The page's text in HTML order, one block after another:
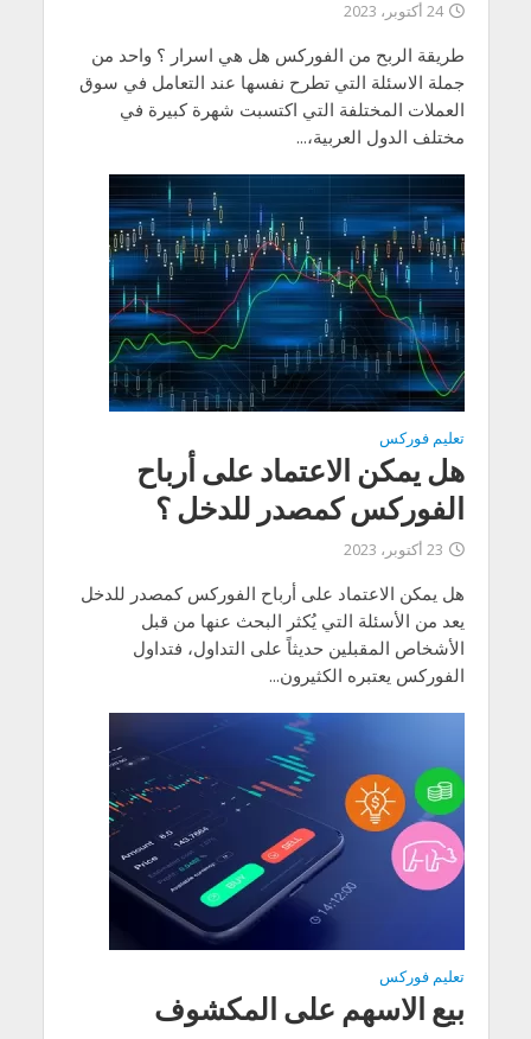
24 أكتوبر، 2023
طريقة الربح من الفوركس هل هي اسرار ؟ واحد من
جملة الاسئلة التي تطرح نفسها عند التعامل في سوق
العملات المختلفة التي اكتسبت شهرة كبيرة في
مختلف الدول العربية،...
تعليم فوركس
هل يمكن الاعتماد على أرباح
الفوركس كمصدر للدخل ؟
23 أكتوبر، 2023
هل يمكن الاعتماد على أرباح الفوركس كمصدر للدخل
يعد من الأسئلة التي يُكثر البحث عنها من قبل
الأشخاص المقبلين حديثاً على التداول، فتداول
الفوركس يعتبره الكثيرون...
تعليم فوركس
بيع الاسهم على المكشوف